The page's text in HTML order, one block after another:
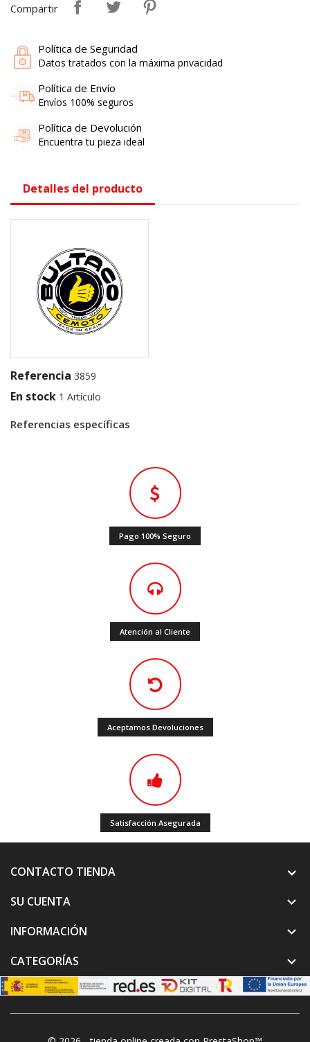
Compartir
Política de Seguridad
Datos tratados con la máxima privacidad
Política de Envío
Envíos 100% seguros
Política de Devolución
Encuentra tu pieza ideal
Detalles del producto
Referencia 3859
En stock 1 Artículo
Referencias específicas
Pago 100% Seguro
Atención al Cliente
Aceptamos Devoluciones
Satisfacción Asegurada
CONTACTO TIENDA
SU CUENTA

INFORMACIÓN 
CATEGORÍAS 